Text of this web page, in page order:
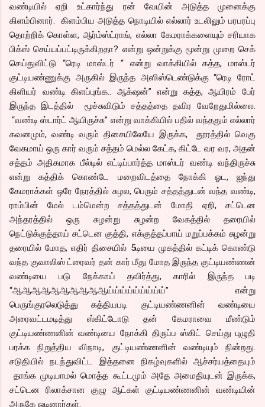
வண்டியில் ஏறி உட்கார்ந்து ரன் வேயின் அடுத்த முனைக்கு
கிளம்பினார். கிளம்பிய அடுத்த நொடியில் எல்லார் உடலிலும் பரபரப்பு
தொற்றிக் கொள்ள, ஆர்ம்ஸ்ட்ராங், எல்லா கேமராக்களையும் சரியாக
பிக்ஸ் செய்யப்பட்டிருக்கிறதா? என்று ஒன்றுக்கு மூன்று முறை செக்
செய்துவிட்டு “ரெடி மாஸ்டர் “ என்று வாக்கியில் கத்த, மாஸ்டர்
குட்டியண்ணுக்கு அருகில் இருந்த அஸிஸ்டெண்டுக்கு “ரெடி ரோட்
கிளியர் வண்டி கிளப்புங்க.. ஆக்‌ஷன்” என்று கத்த, ஆயிரம் பேர்
இருந்த இடத்தில் மூச்சுவிடும் சத்தத்தை தவிர வேறேதுமில்லை.
“வண்டி ஸ்டார்ட் ஆயிருச்சு” என்று வாக்கியில் பதில் வந்ததும் எல்லார்
கவனமும், வண்டி வரும் திசையிலேயே இருக்க, தூரத்தில் வெகு
வேகமாய் ஒரு கார் வரும் சத்தம் மெல்ல கேட்க, கிட்டே வர வர, அதன்
சத்தம் அதிகமாக பீல்டில் எட்டிப்பார்த்த மாஸ்டர் வண்டி வந்திருச்சு
என்று கத்திக் கொண்டே மறைவிடத்தை நோக்கி ஓட, ஐந்து
கேமராக்கள் ஒரே நேரத்தில் சுழல, பெரும் சத்தத்துடன் வந்த வண்டி,
ராம்பின் மேல் டம்மென்ற சத்தத்துடன் மோதி ஏறி, சட்டென
அந்தரத்தில் ஒரு சுழன்று சுழன்ற வேகத்தில் தரையில்
நெட்டுக்குத்தாய் சட்டென குத்தி, எக்குத்தப்பாய் மறுப்பக்கம் சுழன்று
தரையில் மோத, எதிர் திசையில் 5டியை முகத்தில் கட்டிக் கொண்டு
வந்த குவாலிஸ் ட்ரைவர் தன் கார் மீது மோத இருந்த குட்டியண்ணன்
வண்டியை படு நேக்காய் தவிர்த்து, காரில் இருந்த படி
“ஆஆஆஆஆஆஆஆஆஆய்ய்ய்ய்ய்ய்ய்ய்ய்” என்று
பெருங்குரலெடுத்து கத்தியபடி குட்டியண்ணனின் வண்டியை
அரைவட்டமடித்து ஸ்கிட்டோடு தன் கேமராவை மீண்டும்
குட்டியண்ணனின் வண்டியை நோக்கி திருப்ப ஸ்கிட் செய்து புழுதி
பரக்க நிறுத்திய விநாடி, குட்டியண்ணனின் வண்டியும் நின்றது.
சடுதியில் நடந்துவிட்ட இத்தனை நிகழ்வுகளில் ஆச்சர்யத்தையும்
தாங்க முடியாமல் மொத்த கூட்டமும் அதே அமைதியுடன் இருக்க,
சட்டென ரிலாக்சான குழு ஆட்கள் குட்டியண்ணனின் வண்டியின்
அருகே ஓடினார்கள்.